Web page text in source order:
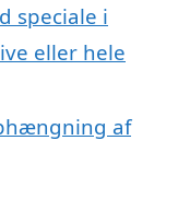
speciale i
eller hele
af